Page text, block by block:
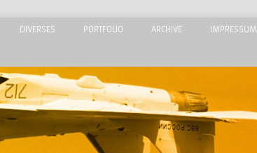
DIVERSES PORTFOLIO ARCHIVE IMPRESSUM